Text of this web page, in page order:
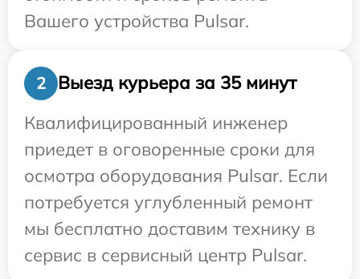
Вашего устройства Pulsar.
2
Выезд курьера за 35 минут
Квалифицированный инженер
приедет в оговоренные сроки для
осмотра оборудования Pulsar. Если
потребуется углубленный ремонт
мы бесплатно доставим технику в
сервис в сервисный центр Pulsar.